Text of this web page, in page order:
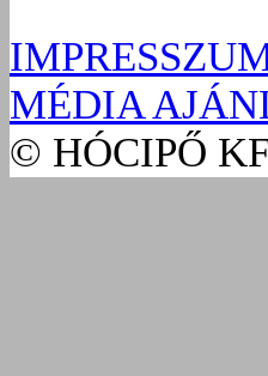
MÉDIA
© HÓCIPŐ